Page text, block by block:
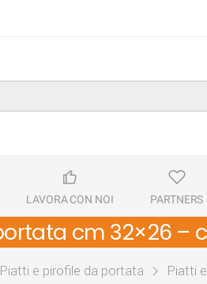
LAVORA CON NOI PARTNERS
cm 32×26 –
Piatti e pirofile da portata Piatti